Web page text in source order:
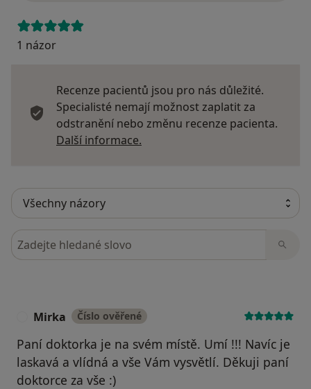
1 názor
Recenze pacientů jsou pro nás důležité.
Specialisté nemají možnost zaplatit za
odstranění nebo změnu recenze pacienta.
Další informace.
Hledejte v názorech
Mirka Číslo ověřené
Paní doktorka je na svém místě. Umí !!! Navíc je
laskavá a vlídná a vše Vám vysvětlí. Děkuji paní
doktorce za vše :)